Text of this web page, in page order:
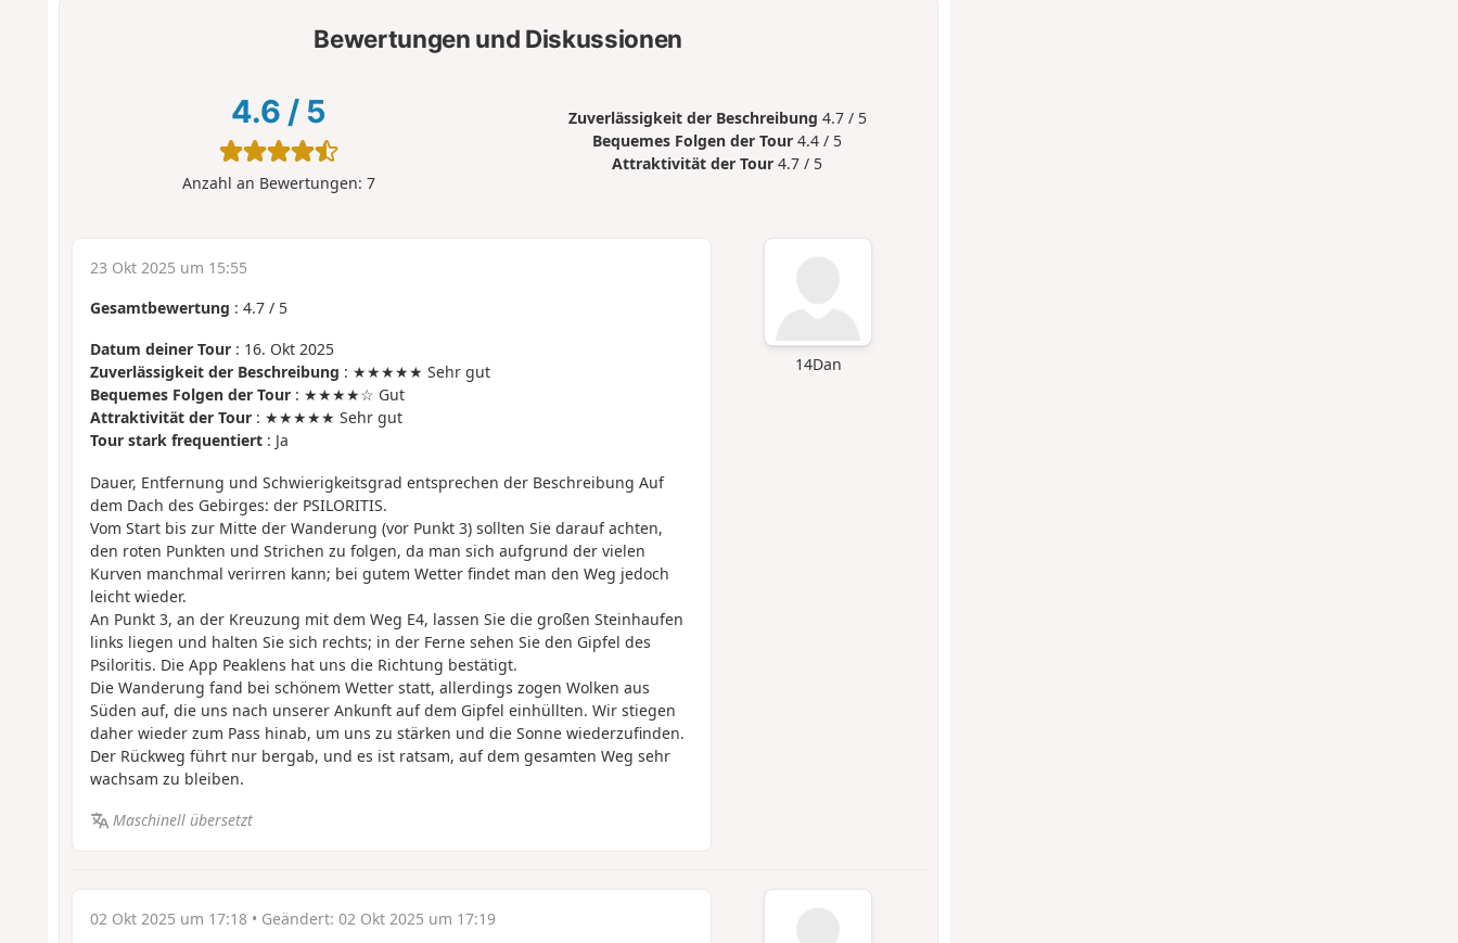
Bewertungen und Diskussionen
4.6 / 5
Anzahl an Bewertungen: 7
Zuverlässigkeit der Beschreibung 4.7 / 5
Bequemes Folgen der Tour 4.4 / 5
Attraktivität der Tour 4.7 / 5
14Dan
23 Okt 2025 um 15:55
Gesamtbewertung : 4.7/ 5
Datum deiner Tour: 16. Okt 2025
Zuverlässigkeit der Beschreibung : ★★★★★ Sehr gut
Bequemes Folgen der Tour: ★★★★☆ Gut
Attraktivität der Tour: ★★★★★ Sehr gut
Tour stark frequentiert: Ja
Dauer, Entfernung und Schwierigkeitsgrad entsprechen der Beschreibung Auf
dem Dach des Gebirges: der PSILORITIS.
Vom Start bis zur Mitte der Wanderung (vor Punkt 3) sollten Sie darauf achten,
den roten Punkten und Strichen zu folgen, da man sich aufgrund der vielen
Kurven manchmal verirren kann; bei gutem Wetter findet man den Weg jedoch
leicht wieder.
An Punkt 3, an der Kreuzung mit dem Weg E4, lassen Sie die großen Steinhaufen
links liegen und halten Sie sich rechts; in der Ferne sehen Sie den Gipfel des
Psiloritis. Die App Peaklens hat uns die Richtung bestätigt.
Die Wanderung fand bei schönem Wetter statt, allerdings zogen Wolken aus
Süden auf, die uns nach unserer Ankunft auf dem Gipfel einhüllten. Wir stiegen
daher wieder zum Pass hinab, um uns zu stärken und die Sonne wiederzufinden.
Der Rückweg führt nur bergab, und es ist ratsam, auf dem gesamten Weg sehr
wachsam zu bleiben.
Maschinell übersetzt
02 Okt 2025 um 17:18• Geändert: 02 Okt 2025 um 17:19